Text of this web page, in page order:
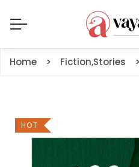
Home Fiction,Stories
HOT